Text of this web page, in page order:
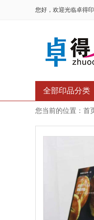
您好，欢迎光临卓得印
全部印品分类
您当前的位置： 首